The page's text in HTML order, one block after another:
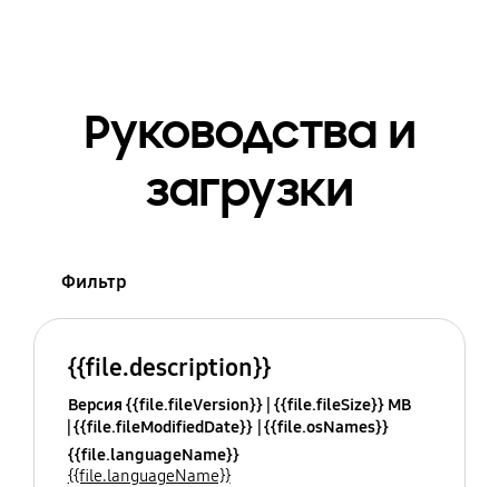
Руководства и
загрузки
Фильтр
{{file.description}}
Версия {{file.fileVersion}} {{file.fileSize}} MB
{{file.fileModifiedDate}} {{file.osNames}}
{{file.languageName}}
{{file.languageName}}